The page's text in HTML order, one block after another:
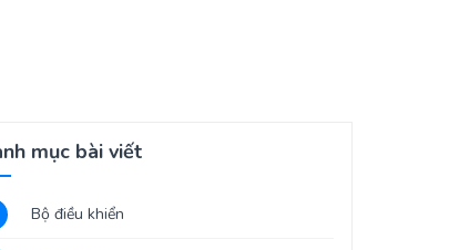
mục bài viết
Bộ điều khiển